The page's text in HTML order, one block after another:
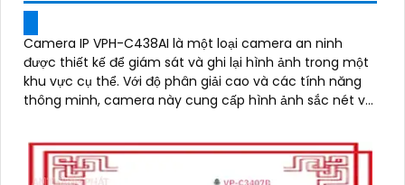
Camera IP VPH-C438AI là một loại camera an ninh
được thiết kế để giám sát và ghi lại hình ảnh trong một
khu vực cụ thể. Với độ phân giải cao và các tính năng
thông minh, camera này cung cấp hình ảnh sắc nét và